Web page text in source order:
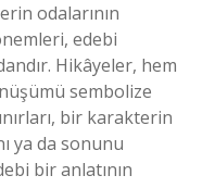
odalarının
edebi
Hikâyeler, hem
sembolize
bir karakterin
ya da sonunu
bir anlatının